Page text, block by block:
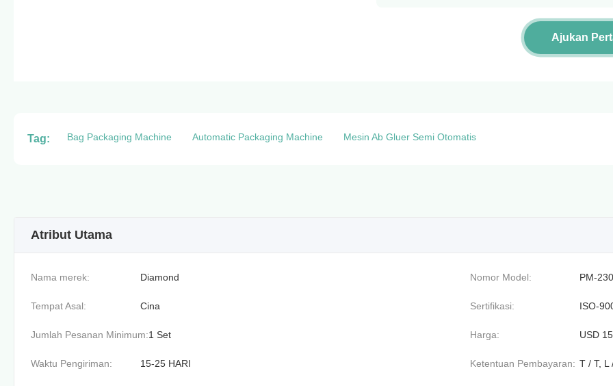
Ajukan
Tag: Bag Packaging Machine Automatic Packaging Machine Mesin Ab Gluer Semi Otomatis
Atribut Utama
Nama merek: Diamond Nomor Model: PM-
Tempat Asal: Cina Sertifikasi: ISO-
Jumlah Pesanan Minimum:1 Set Harga: USD
Waktu Pengiriman: 15-25 HARI Ketentuan Pembayaran: T / T, L